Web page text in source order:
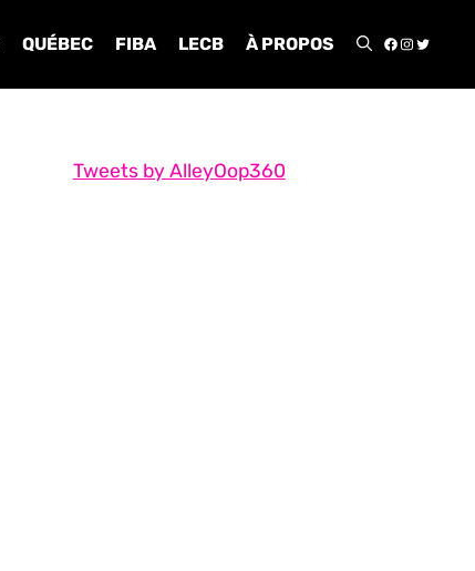
QUÉBEC FIBA LECB À PROPOS
Tweets by AlleyOop360